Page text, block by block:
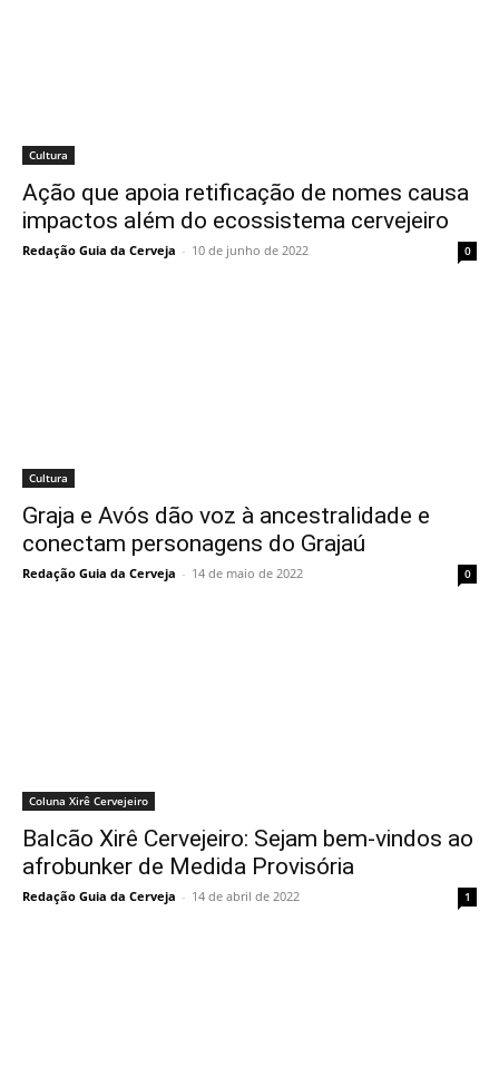
Cultura
Ação que apoia retificação de nomes causa
impactos além do ecossistema cervejeiro
Redação Guia da Cerveja - 10 de junho de 2022 0
Cultura
Graja e Avós dão voz à ancestralidade e
conectam personagens do Grajaú
Redação Guia da Cerveja - 14 de maio de 2022 0
Coluna Xirê Cervejeiro
Balcão Xirê Cervejeiro: Sejam bem-vindos ao
afrobunker de Medida Provisória
Redação Guia da Cerveja - 14 de abril de 2022 1